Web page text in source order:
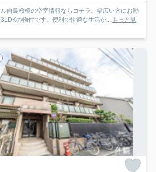
向島桜橋の空室情報ならコチラ。幅広い方にお勧
の物件です。便利で快適な生活が... もっと見